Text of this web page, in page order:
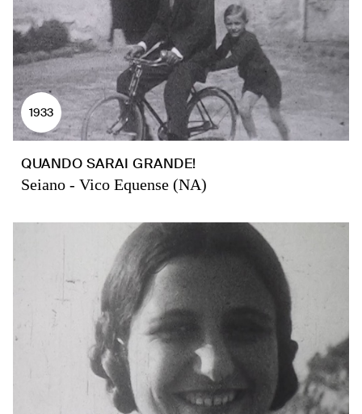
1933
QUANDO SARAI GRANDE!
Seiano - Vico Equense (NA)